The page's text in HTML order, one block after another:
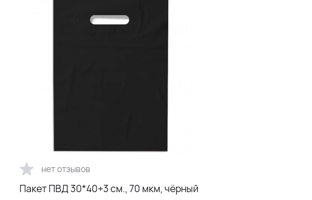
нет отзывов
Пакет ПВД 30*40+3 см., 70 мкм, чёрный